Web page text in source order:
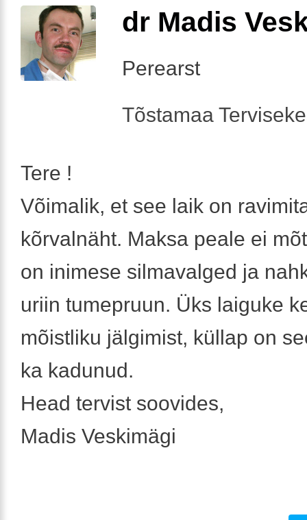
dr Madis
Perearst
Tõstamaa
Tere !
Võimalik, et see laik on
kõrvalnäht. Maksa peale ei
on inimese silmavalged ja
uriin tumepruun. Üks laiguke
mõistliku jälgimist, küllap on
ka kadunud.
Head tervist soovides,
Madis Veskimägi